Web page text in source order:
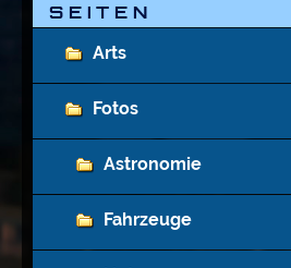
S E I T E N
Arts
Fotos
Astronomie
Fahrzeuge